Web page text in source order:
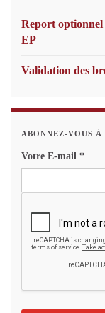
Report optionnel
EP
Validation des
ABONNEZ-VOUS
Votre E-mail *